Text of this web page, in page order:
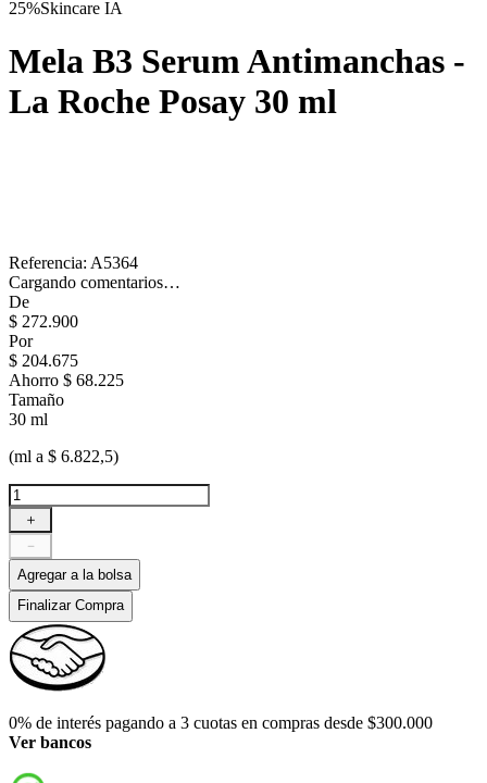
25%Skincare IA
Mela B3 Serum Antimanchas -
La Roche Posay 30 ml
Referencia: A5364
Cargando comentarios…
De
$ 272.900
Por
$ 204.675
Ahorro $ 68.225
Tamaño
30 ml
(ml a $ 6.822,5)
＋
－
Agregar a la bolsa
Finalizar Compra
0% de interés pagando a 3 cuotas en compras desde $300.000
Ver bancos